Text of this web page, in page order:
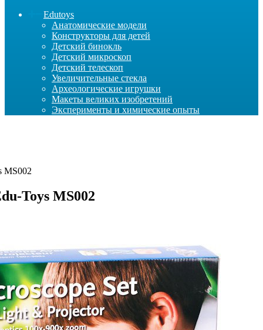
Edutoys
Анатомические модели
Конструкторы для детей
Детский бинокль
Детский микроскоп
Детский телескоп
Увеличительные стекла
Археологические игрушки
Макеты великих изобретений
Эксперименты и химические опыты
MS002
Toys MS002